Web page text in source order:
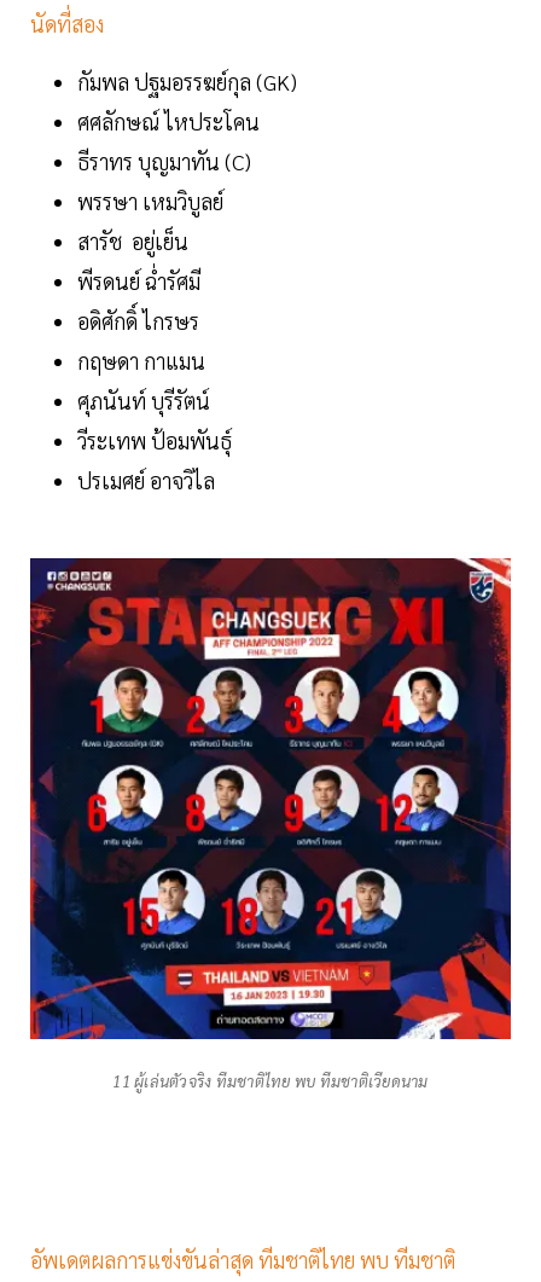
นัดที่สอง
กัมพล ปฐมอรรฆย์กุล (GK)
ศศลักษณ์ ไหประโคน
ธีราทร บุญมาทัน (C)
พรรษา เหมวิบูลย์
สารัช อยู่เย็น
พีรดนย์ ฉ่ำรัศมี
อดิศักดิ์ ไกรษร
กฤษดา กาแมน
ศุภนันท์ บุรีรัตน์
วีระเทพ ป้อมพันธุ์
ปรเมศย์ อาจวิไล
11 ผู้เล่นตัวจริง ทีมชาติไทย พบ ทีมชาติเวียดนาม
อัพเดตผลการแข่งขันล่าสุด ทีมชาติไทย พบ ทีมชาติ